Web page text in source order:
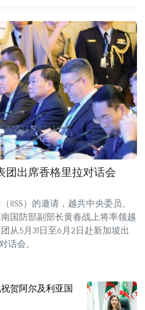
团出席香格里拉对话会
IISS）的邀请，越共中央委员、
国防部副部长黄春战上将率领越
从5月31日至6月2日赴新加坡出
话会。
贺阿尔及利亚国